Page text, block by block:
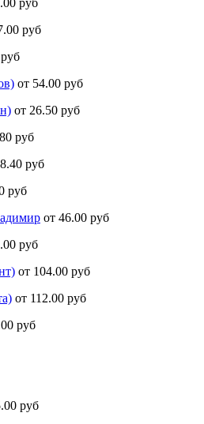
руб
от 54.00 руб
от 26.50 руб
руб
руб
руб
от 46.00 руб
руб
от 104.00 руб
от 112.00 руб
руб
руб